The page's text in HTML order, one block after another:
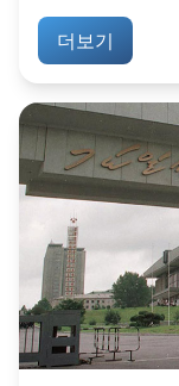
더보기